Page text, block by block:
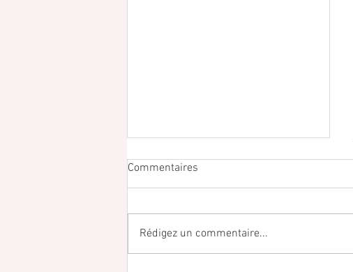
Commentaires
Rédigez un commentaire...